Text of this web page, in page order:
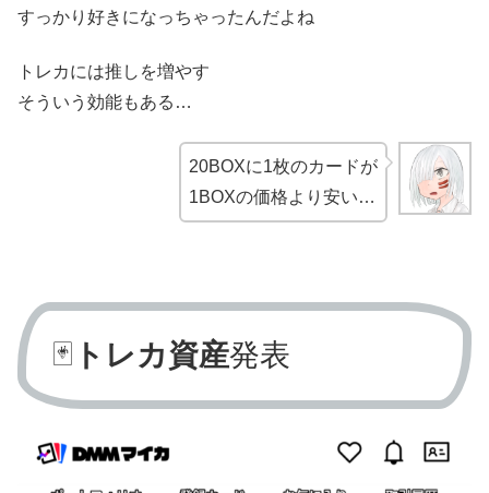
すっかり好きになっちゃったんだよね
トレカには推しを増やす
そういう効能もある…
20BOXに1枚のカードが
1BOXの価格より安い…
🃏 トレカ資産発表